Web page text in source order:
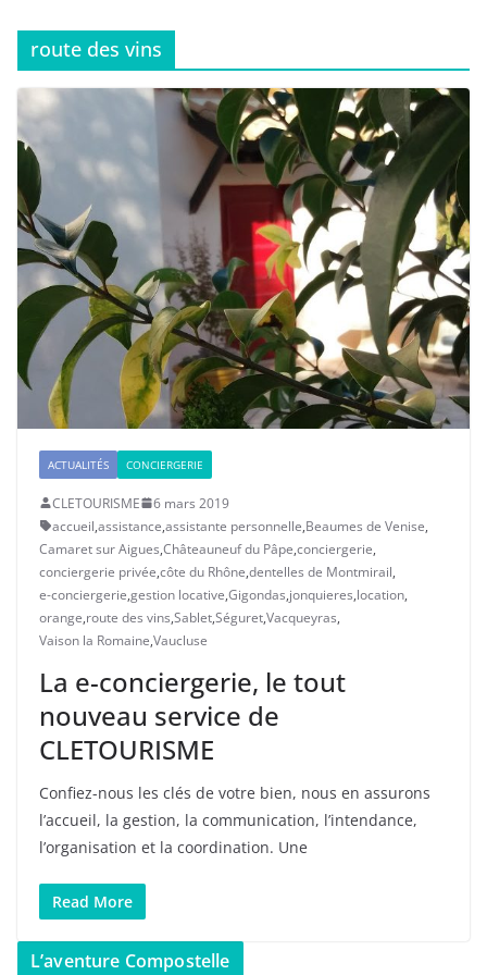
route des vins
ACTUALITÉS CONCIERGERIE
CLETOURISME
6 mars 2019
accueil,assistance,assistante personnelle,Beaumes de Venise,
Camaret sur Aigues,Châteauneuf du Pâpe,conciergerie,
conciergerie privée,côte du Rhône,dentelles de Montmirail,
e-conciergerie,gestion locative,Gigondas,jonquieres,location,
orange,route des vins,Sablet,Séguret,Vacqueyras,
Vaison la Romaine,Vaucluse
La e-conciergerie, le tout
nouveau service de
CLETOURISME
Confiez-nous les clés de votre bien, nous en assurons
l’accueil, la gestion, la communication, l’intendance,
l’organisation et la coordination. Une
Read More
L’aventure Compostelle